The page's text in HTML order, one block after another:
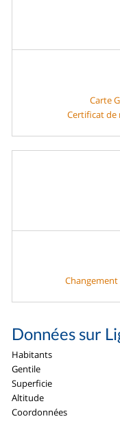
Carte
Certificat de
Changement
Données sur
Habitants
Gentile
Superficie
Altitude
Coordonnées